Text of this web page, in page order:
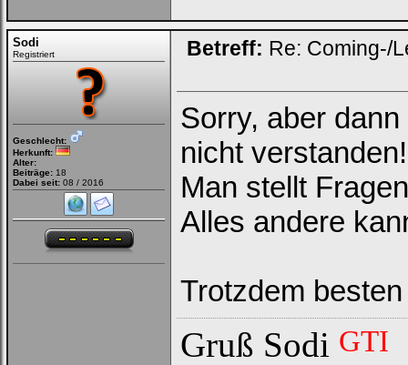
Bei jedem Besuch
automatisch einloggen.
Ich habe mein Passwort
vergessen|Registrieren
Sodi
Registriert
Geschlecht:
Herkunft:
Alter:
Beiträge: 18
Dabei seit: 08 / 2016
Betreff: Re: Coming-/
Sorry, aber
nicht verstanden!
Man stellt
Alles andere
Trotzdem
Gruß Sodi GTI